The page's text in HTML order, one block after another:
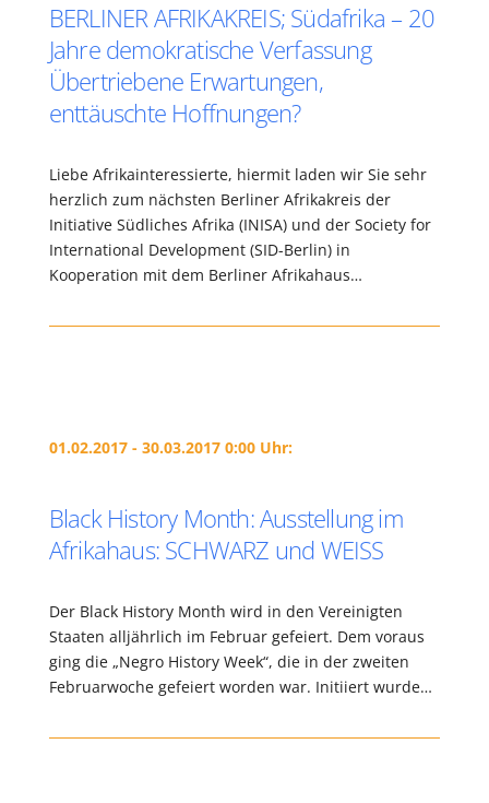
BERLINER AFRIKAKREIS; Südafrika – 20
Jahre demokratische Verfassung
Übertriebene Erwartungen,
enttäuschte Hoffnungen?
Liebe Afrikainteressierte, hiermit laden wir Sie sehr
herzlich zum nächsten Berliner Afrikakreis der
Initiative Südliches Afrika (INISA) und der Society for
International Development (SID-Berlin) in
Kooperation mit dem Berliner Afrikahaus…
01.02.2017 - 30.03.2017 0:00 Uhr:
Black History Month: Ausstellung im
Afrikahaus: SCHWARZ und WEISS
Der Black History Month wird in den Vereinigten
Staaten alljährlich im Februar gefeiert. Dem voraus
ging die „Negro History Week“, die in der zweiten
Februarwoche gefeiert worden war. Initiiert wurde…